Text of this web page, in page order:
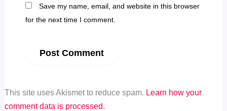
Save my name, email, and website in this browser
for the next time I comment.
This site uses Akismet to reduce spam. Learn how your
comment data is processed.